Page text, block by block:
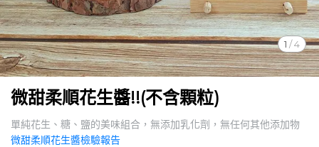
1 /4
微甜柔順花生醬!!(不含顆粒)
單純花生、糖、鹽的美味組合，無添加乳化劑，無任何其他添加物
微甜柔順花生醬檢驗報告